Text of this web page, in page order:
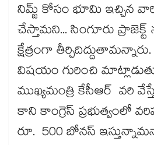
నిమ్జ్​ కోసం భూమి ఇచ్చిన
చేస్తామని... సింగూరు
క్షేత్రంగా
విషయం గురించి
ముఖ్యమంత్రి కేసీఆర్​ వరి
కాని కాంగ్రెస్​ ప్రభుత్వంలో
రూ. 500 బోనస్​